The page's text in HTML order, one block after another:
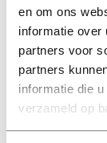
en om ons
informatie over
partners voor
partners
informatie die
verzameld op
steeds vaker
vaak af.
uit of doe ik
dat ik een
afgelopen tijd,
doordrongen
diep van